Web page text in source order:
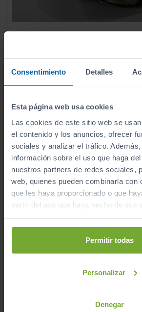
Consentimiento Detalles
Esta página web usa cookies
Las cookies de este sitio web se
el contenido y los anuncios, ofrecer
sociales y analizar el tráfico.
información sobre el uso que haga
nuestros partners de redes sociales,
web, quienes pueden combinarla con
que les haya proporcionado o que
partir del uso que haya hecho de sus
Permitir todas
Personalizar
Denegar
FORD FOCUS
C